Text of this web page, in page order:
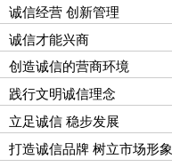
诚信经营 创新管理
诚信才能兴商
创造诚信的营商环境
践行文明诚信理念
立足诚信 稳步发展
打造诚信品牌 树立市场形象